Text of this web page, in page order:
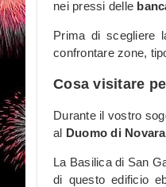
nei pressi delle
Prima di scegliere
confrontare zone,
Cosa visitare
Durante il vostro
al Duomo di Novara
La Basilica di San
di questo edificio